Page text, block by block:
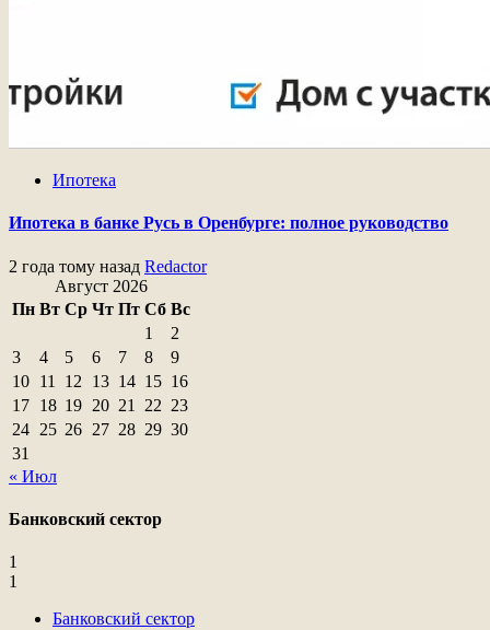
Ипотека
Ипотека в банке Русь в Оренбурге: полное руководство
2 года тому назад Redactor
Август 2026
Пн Вт Ср Чт Пт Сб Вс
1
2
3
4 5 6 7 8
9
10 11 12 13 14 15 16
17 18 19 20 21 22 23
24 25 26 27 28 29 30
31
« Июл
Банковский сектор
1
1
Банковский сектор